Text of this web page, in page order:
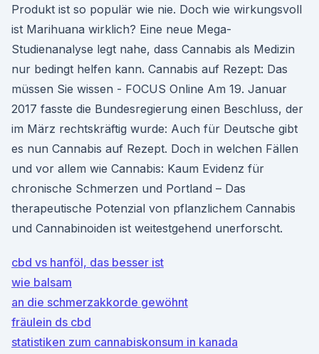
Produkt ist so populär wie nie. Doch wie wirkungsvoll
ist Marihuana wirklich? Eine neue Mega-
Studienanalyse legt nahe, dass Cannabis als Medizin
nur bedingt helfen kann. Cannabis auf Rezept: Das
müssen Sie wissen - FOCUS Online Am 19. Januar
2017 fasste die Bundesregierung einen Beschluss, der
im März rechtskräftig wurde: Auch für Deutsche gibt
es nun Cannabis auf Rezept. Doch in welchen Fällen
und vor allem wie Cannabis: Kaum Evidenz für
chronische Schmerzen und Portland – Das
therapeutische Potenzial von pflanzlichem Cannabis
und Cannabino­iden ist weitestgehend unerforscht.
cbd vs hanföl, das besser ist
wie balsam
an die schmerzakkorde gewöhnt
fräulein ds cbd
statistiken zum cannabiskonsum in kanada